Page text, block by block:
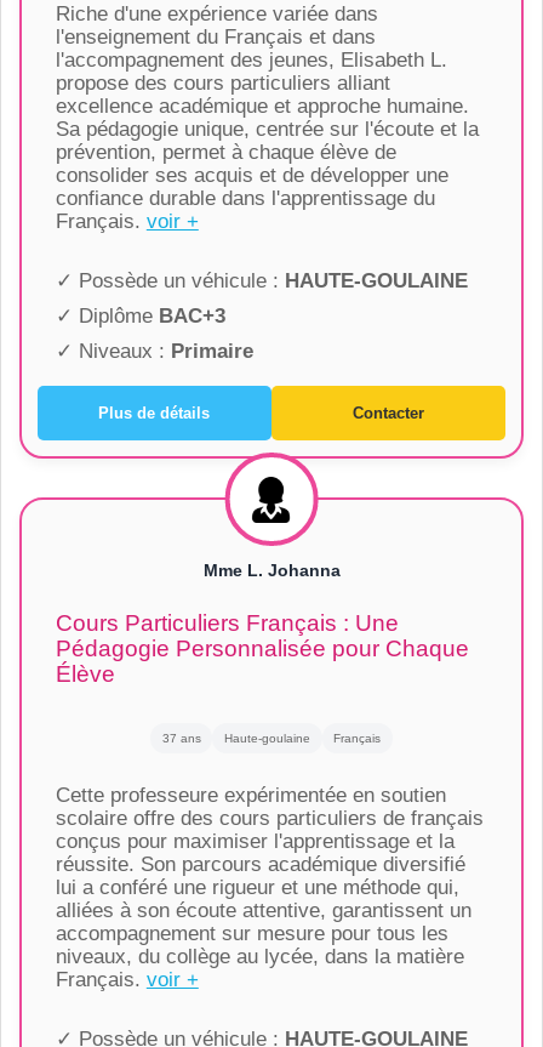
Riche d'une expérience variée dans
l'enseignement du Français et dans
l'accompagnement des jeunes, Elisabeth L.
propose des cours particuliers alliant
excellence académique et approche humaine.
Sa pédagogie unique, centrée sur l'écoute et la
prévention, permet à chaque élève de
consolider ses acquis et de développer une
confiance durable dans l'apprentissage du
Français. voir +
✓ Possède un véhicule : HAUTE-GOULAINE
✓ Diplôme BAC+3
✓ Niveaux : Primaire
Plus de détails Contacter
Mme L. Johanna
Cours Particuliers Français : Une
Pédagogie Personnalisée pour Chaque
Élève
37 ans Haute-goulaine Français
Cette professeure expérimentée en soutien
scolaire offre des cours particuliers de français
conçus pour maximiser l'apprentissage et la
réussite. Son parcours académique diversifié
lui a conféré une rigueur et une méthode qui,
alliées à son écoute attentive, garantissent un
accompagnement sur mesure pour tous les
niveaux, du collège au lycée, dans la matière
Français. voir +
✓ Possède un véhicule : HAUTE-GOULAINE